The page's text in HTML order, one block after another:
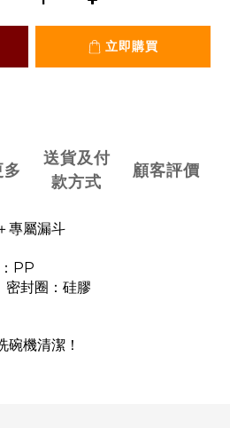
立即購買
送貨及付
款方式
顧客評價
專屬漏斗
PP
密封圈：硅膠
碗機清潔！